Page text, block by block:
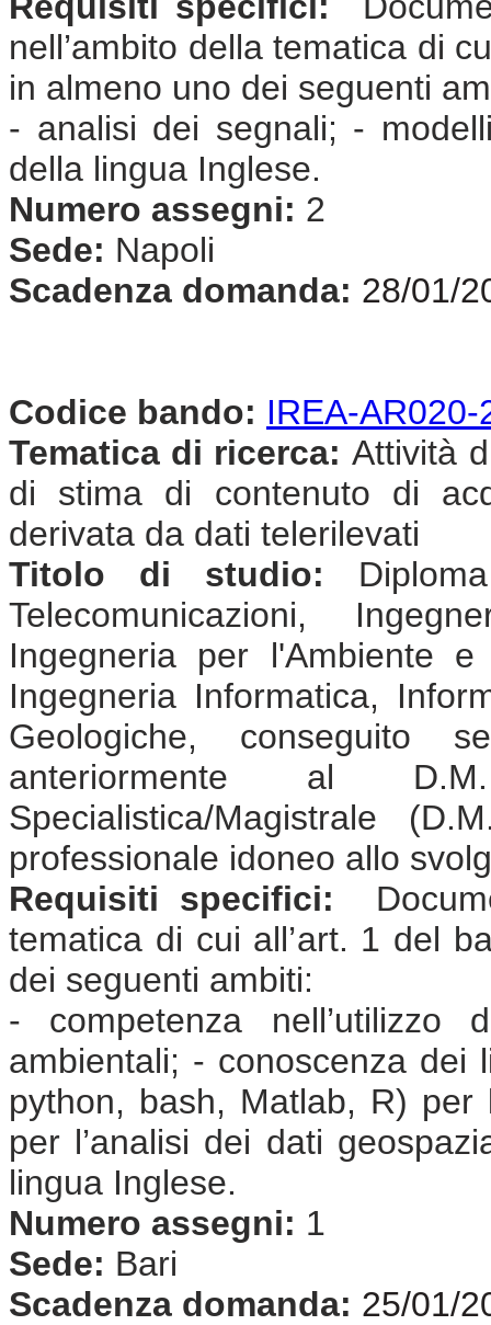
nell’ambito della tematica di
in almeno uno dei seguenti
- analisi dei segnali; -
della lingua Inglese.
Numero assegni: 2
Sede: Napoli
Scadenza domanda: 28/01/
Codice bando: IREA-AR020-
Tematica di ricerca: Attività
di stima di contenuto di
derivata da dati telerilevati
Titolo di studio:
Telecomunicazioni,
Ingegneria per l'Ambiente
Ingegneria Informatica,
Geologiche, conseguito
anteriormente al
Specialistica/Magistrale
professionale idoneo allo
Requisiti specifici:
tematica di cui all’art. 1 del
dei seguenti ambiti:
- competenza nell’utilizzo
ambientali; - conoscenza dei
python, bash, Matlab, R) per
per l’analisi dei dati
lingua Inglese.
Numero assegni: 1
Sede: Bari
Scadenza domanda: 25/01/